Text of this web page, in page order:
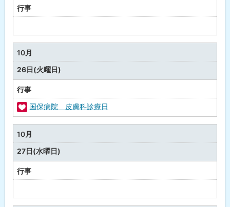
康
行事
定
な
し
10月
26日(火曜日)
行事
福
祉
・
健
康
国保病院 皮膚科診療日
10月
27日(水曜日)
行事
定